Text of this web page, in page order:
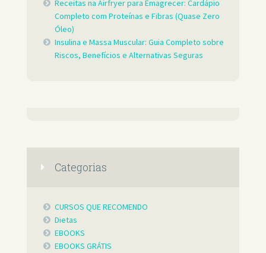
Receitas na Airfryer para Emagrecer: Cardápio
Completo com Proteínas e Fibras (Quase Zero
Óleo)
Insulina e Massa Muscular: Guia Completo sobre
Riscos, Benefícios e Alternativas Seguras
Categorias
CURSOS QUE RECOMENDO
Dietas
EBOOKS
EBOOKS GRÁTIS